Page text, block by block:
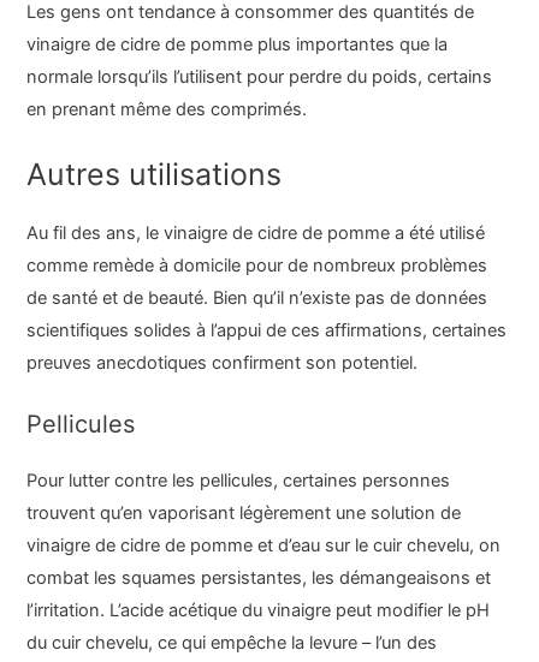
Les gens ont tendance à consommer des quantités de
vinaigre de cidre de pomme plus importantes que la
normale lorsqu’ils l’utilisent pour perdre du poids, certains
en prenant même des comprimés.
Autres utilisations
Au fil des ans, le vinaigre de cidre de pomme a été utilisé
comme remède à domicile pour de nombreux problèmes
de santé et de beauté. Bien qu’il n’existe pas de données
scientifiques solides à l’appui de ces affirmations, certaines
preuves anecdotiques confirment son potentiel.
Pellicules
Pour lutter contre les pellicules, certaines personnes
trouvent qu’en vaporisant légèrement une solution de
vinaigre de cidre de pomme et d’eau sur le cuir chevelu, on
combat les squames persistantes, les démangeaisons et
l’irritation. L’acide acétique du vinaigre peut modifier le pH
du cuir chevelu, ce qui empêche la levure – l’un des